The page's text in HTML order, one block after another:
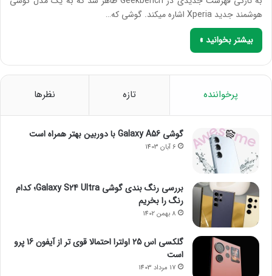
هوشمند جدید Xperia اشاره می‎کند. گوشی که…
بیشتر بخوانید »
پرخواننده تازه نظرها
گوشی Galaxy A56 با دوربین بهتر همراه است
6 آبان 1403
بررسی رنگ بندی گوشی Galaxy S24 Ultra؛ کدام
رنگ را بخریم
8 بهمن 1402
گلکسی اس 25 اولترا احتمالا قوی تر از آیفون 16 پرو
است
17 مرداد 1403